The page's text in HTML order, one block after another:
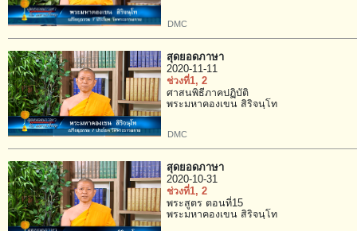
DMC
สุดยอดภาษา
2020-11-11
ช่วงที่1, 2
ศาสนพิธีภาคปฏิบัติ
พระมหาคองเขน สิริจนฺโท
DMC
สุดยอดภาษา
2020-10-31
ช่วงที่1, 2
พระสูตร ตอนที่15
พระมหาคองเขน สิริจนฺโท